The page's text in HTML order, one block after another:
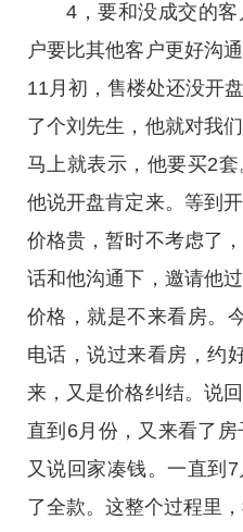
4，要和没成交的
户要比其他客户更好沟
11月初，售楼处还没开
了个刘先生，他就对我
马上就表示，他要买2套
他说开盘肯定来。等到
价格贵，暂时不考虑了
话和他沟通下，邀请他
价格，就是不来看房。
电话，说过来看房，约
来，又是价格纠结。说
直到6月份，又来看了房
又说回家凑钱。一直到
了全款。这整个过程里